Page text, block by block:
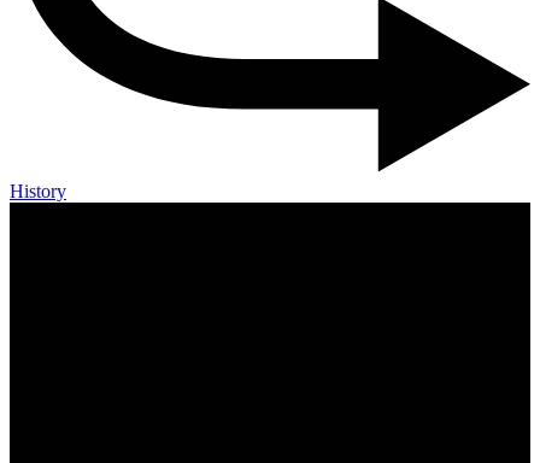
History